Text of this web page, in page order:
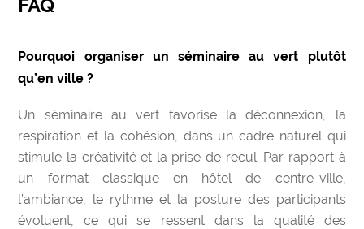
FAQ
Pourquoi organiser un séminaire au vert plutôt
qu’en ville ?
Un séminaire au vert favorise la déconnexion, la
respiration et la cohésion, dans un cadre naturel qui
stimule la créativité et la prise de recul. Par rapport à
un format classique en hôtel de centre-ville,
l’ambiance, le rythme et la posture des participants
évoluent, ce qui se ressent dans la qualité des